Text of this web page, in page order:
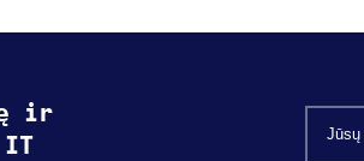
ir